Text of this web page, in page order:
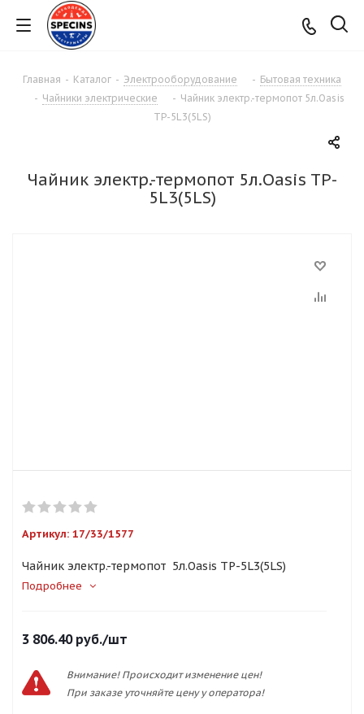
Главная - Каталог - Электрооборудование - Бытовая техника
- Чайники электрические - Чайник электр.-термопот 5л.Oasis
TP-5L3(5LS)
Чайник электр.-термопот 5л.Oasis TP-
5L3(5LS)
Артикул: 17/33/1577
Чайник электр.-термопот 5л.Oasis TP-5L3(5LS)
Подробнее
3 806.40руб./шт
Внимание! Происходит изменение цен!
При заказе уточняйте цену у оператора!